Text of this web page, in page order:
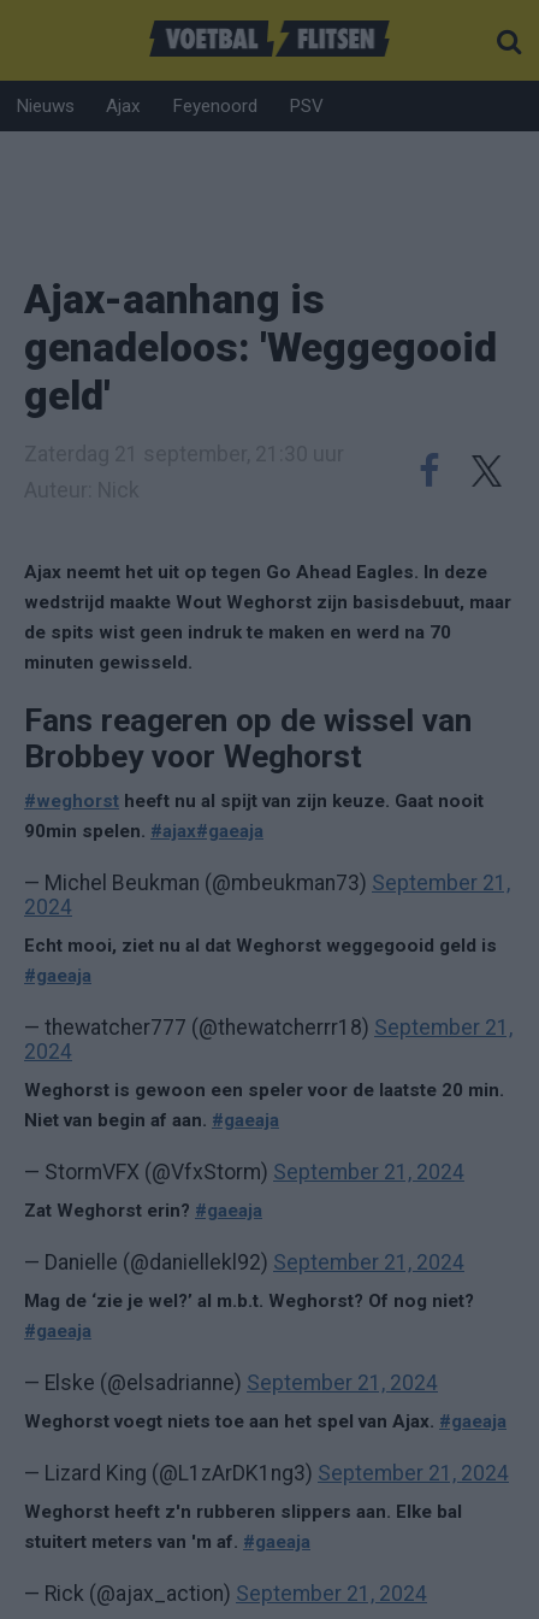
Nieuws Ajax Feyenoord PSV
Ajax-aanhang is
genadeloos: 'Weggegooid
geld'
Ajax neemt het uit op tegen Go Ahead Eagles. In deze
wedstrijd maakte Wout Weghorst zijn basisdebuut, maar
de spits wist geen indruk te maken en werd na 70
minuten gewisseld.
Fans reageren op de wissel van
Brobbey voor Weghorst
#weghorst heeft nu al spijt van zijn keuze. Gaat nooit
90min spelen. #ajax#gaeaja
— Michel Beukman (@mbeukman73) September 21,
2024
Echt mooi, ziet nu al dat Weghorst weggegooid geld is
#gaeaja
— thewatcher777 (@thewatcherrr18) September 21,
2024
Weghorst is gewoon een speler voor de laatste 20 min.
Niet van begin af aan. #gaeaja
— StormVFX (@VfxStorm) September 21, 2024
Zat Weghorst erin? #gaeaja
— Danielle (@daniellekl92) September 21, 2024
Mag de ‘zie je wel?’ al m.b.t. Weghorst? Of nog niet?
#gaeaja
— Elske (@elsadrianne) September 21, 2024
Weghorst voegt niets toe aan het spel van Ajax. #gaeaja
— Lizard King (@L1zArDK1ng3) September 21, 2024
Weghorst heeft z'n rubberen slippers aan. Elke bal
stuitert meters van 'm af. #gaeaja
— Rick (@ajax_action) September 21, 2024